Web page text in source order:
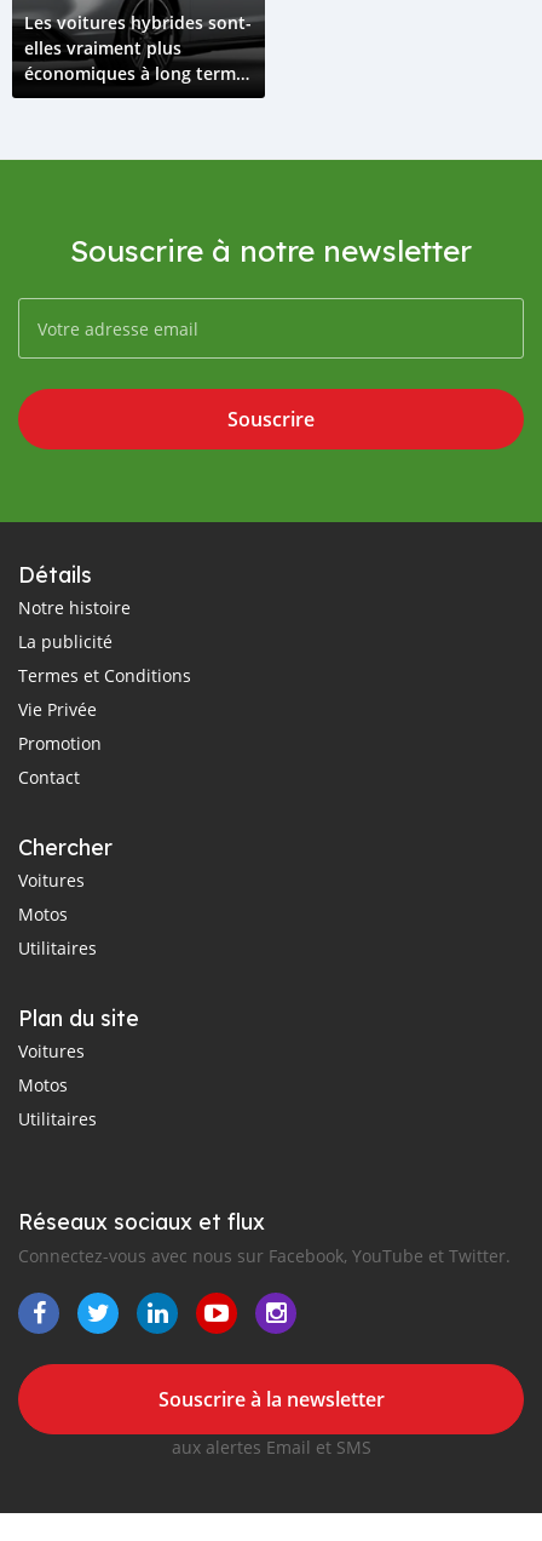
Les voitures hybrides sont-
elles vraiment plus
économiques à long terme
?
Souscrire à notre newsletter
Souscrire
Détails
Notre histoire
La publicité
Termes et Conditions
Vie Privée
Promotion
Contact
Chercher
Voitures
Motos
Utilitaires
Plan du site
Voitures
Motos
Utilitaires
Réseaux sociaux et flux
Connectez-vous avec nous sur Facebook, YouTube et Twitter.
Souscrire à la newsletter
aux alertes Email et SMS